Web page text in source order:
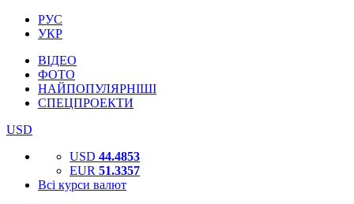
РУС
УКР
ВІДЕО
ФОТО
НАЙПОПУЛЯРНІШІ
СПЕЦПРОЕКТИ
USD
USD 44.4853
EUR 51.3357
Всі курси валют